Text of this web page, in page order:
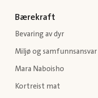
Bærekraft
Bevaring av dyr
Miljø og samfunnsansvar
Mara Naboisho
Kortreist mat